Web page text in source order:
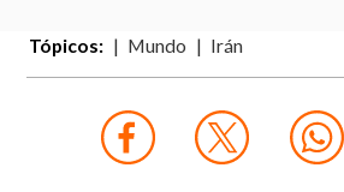
Tópicos: Mundo Irán